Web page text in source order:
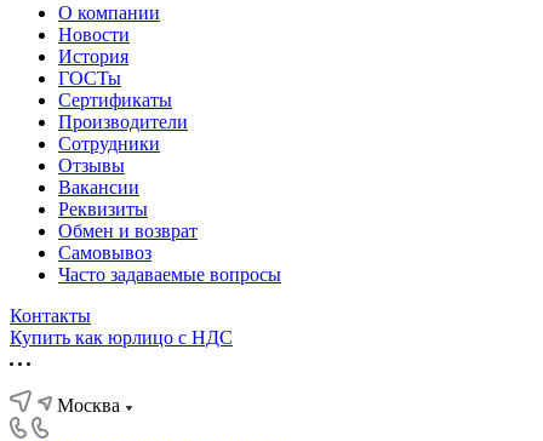
О компании
Новости
История
ГОСТы
Сертификаты
Производители
Сотрудники
Отзывы
Вакансии
Реквизиты
Обмен и возврат
Самовывоз
Часто задаваемые вопросы
Контакты
Купить как юрлицо с НДС
Москва